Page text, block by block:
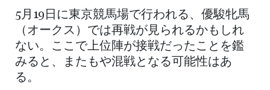
5月19日に東京競馬場で行われる、優駿牝馬
（オークス）では再戦が見られるかもしれ
ない。ここで上位陣が接戦だったことを鑑
みると、またもや混戦となる可能性はあ
る。